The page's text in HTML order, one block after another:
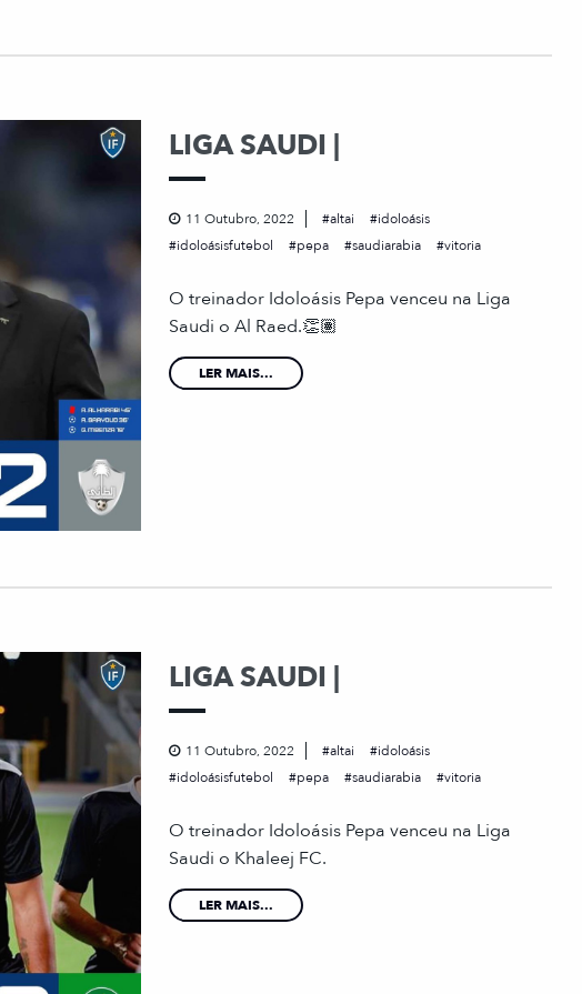
LIGA SAUDI |
11 Outubro, 2022 altai
idoloásis
idoloásisfutebol
pepa saudiarabia vitoria
O treinador Idoloásis Pepa venceu na Liga
Saudi o Al Raed.👏🏽
LER MAIS...
LIGA SAUDI |
11 Outubro, 2022 altai
idoloásis
idoloásisfutebol
pepa saudiarabia vitoria
O treinador Idoloásis Pepa venceu na Liga
Saudi o Khaleej FC.
LER MAIS...